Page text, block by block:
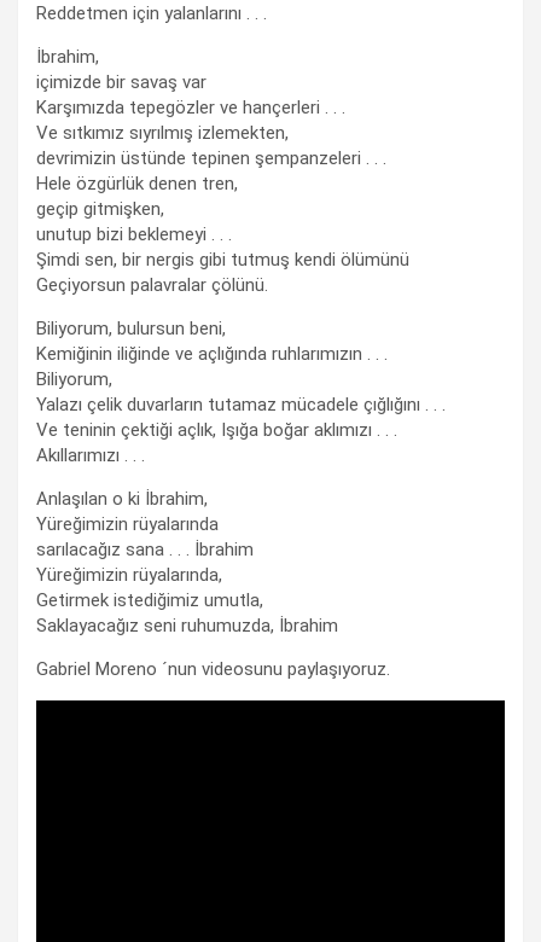
Reddetmen için yalanlarını . . .
İbrahim,
içimizde bir savaş var
Karşımızda tepegözler ve hançerleri . . .
Ve sıtkımız sıyrılmış izlemekten,
devrimizin üstünde tepinen şempanzeleri . . .
Hele özgürlük denen tren,
geçip gitmişken,
unutup bizi beklemeyi . . .
Şimdi sen, bir nergis gibi tutmuş kendi ölümünü
Geçiyorsun palavralar çölünü.
Biliyorum, bulursun beni,
Kemiğinin iliğinde ve açlığında ruhlarımızın . . .
Biliyorum,
Yalazı çelik duvarların tutamaz mücadele çığlığını . . .
Ve teninin çektiği açlık, Işığa boğar aklımızı . . .
Akıllarımızı . . .
Anlaşılan o ki İbrahim,
Yüreğimizin rüyalarında
sarılacağız sana . . . İbrahim
Yüreğimizin rüyalarında,
Getirmek istediğimiz umutla,
Saklayacağız seni ruhumuzda, İbrahim
Gabriel Moreno ´nun videosunu paylaşıyoruz.